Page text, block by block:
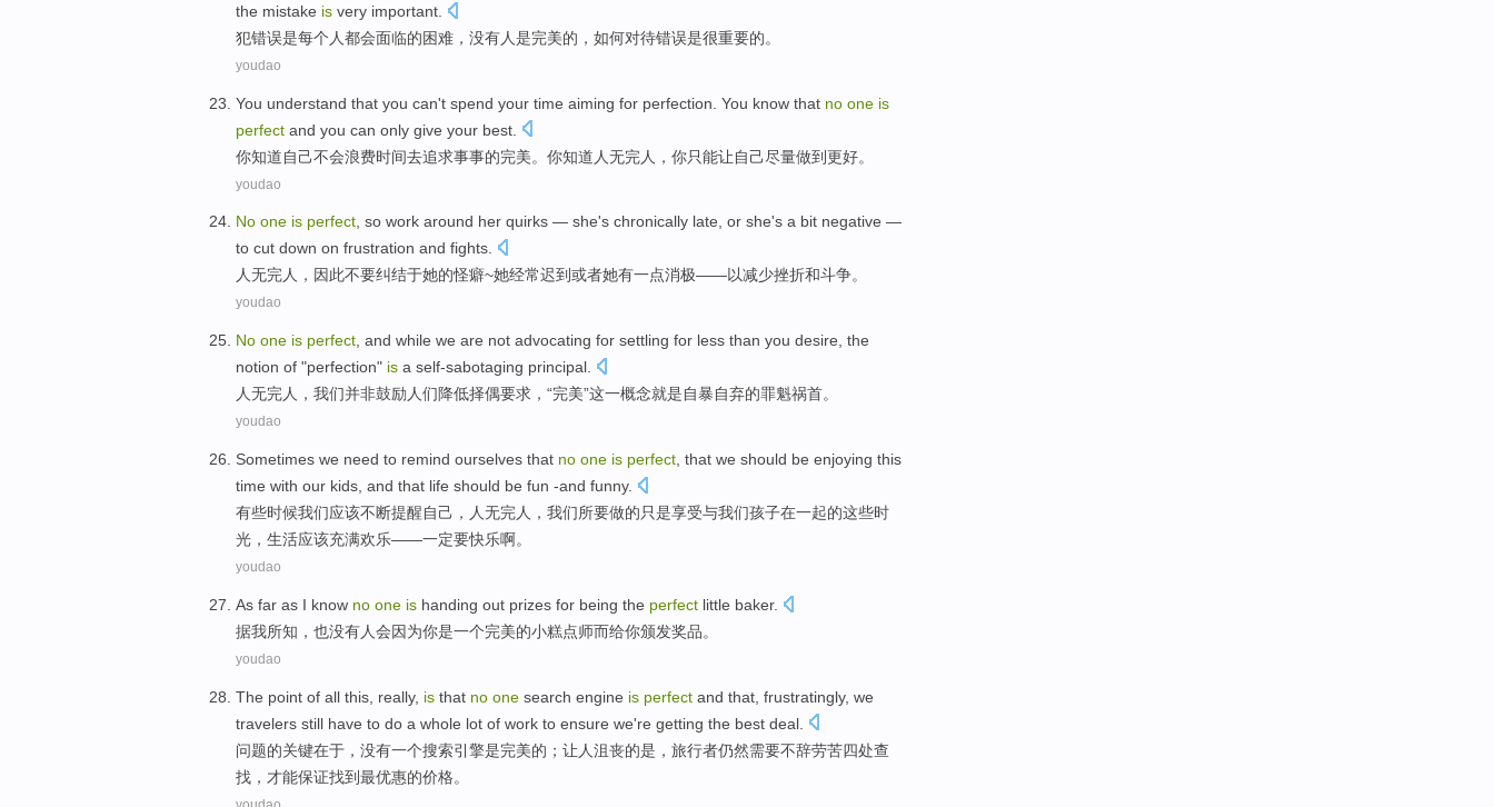
the mistake is very important
犯错误是每个人都会面临的困难 ， 没有人是完美的 ， 如何对待错误是很重要的。
youdao
You understand that you can't spend your time aiming for perfection You know that no one is
perfect and you can only give your best
你知道自己不会浪费时间去追求事事的完美。你知道 人无完人 ，你只能让自己尽量做到更好。
youdao
No one is perfect, so work around her quirks — she's chronically late, or she's a bit negative —
to cut down on frustration and fights.
人无完人 ， 因此不要纠结于她的怪癖~她经常迟到或者她有一点消极——以减少挫折和斗争。
youdao
No one is perfect , and while we are not advocating for settling for less than you desire the
notion of "perfection" is a self-sabotaging principal
人无完人 ， 我们并非鼓励人们降低择偶要求，“完美”这一概念就是自暴自弃的罪魁祸首。
youdao
Sometimes we need to remind ourselves that no one is perfect , that we should be enjoying this
time with our kids , and that life should be fun -and funny.
有些时候我们应该不断提醒自己 ， 人无完人 ，我们所要做的只是享受与我们孩子在一起的这些时
光 ， 生活应该充满欢乐——一定要快乐啊。
youdao
As far as I know no one is handing out prizes for being the perfect little baker.
据我所知 ， 也没有人会因为你是一个完美的小糕点师而给你颁发奖品。
youdao
The point of all this, really, is that no one search engine is perfect and that, frustratingly, we
travelers still have to do a whole lot of work to ensure we're getting the best deal
问题的关键在于， 没有一个搜索引擎是完美的 ；让人沮丧的是， 旅行者仍然需要不辞劳苦四处查
找，才能保证找到最优惠的价格。